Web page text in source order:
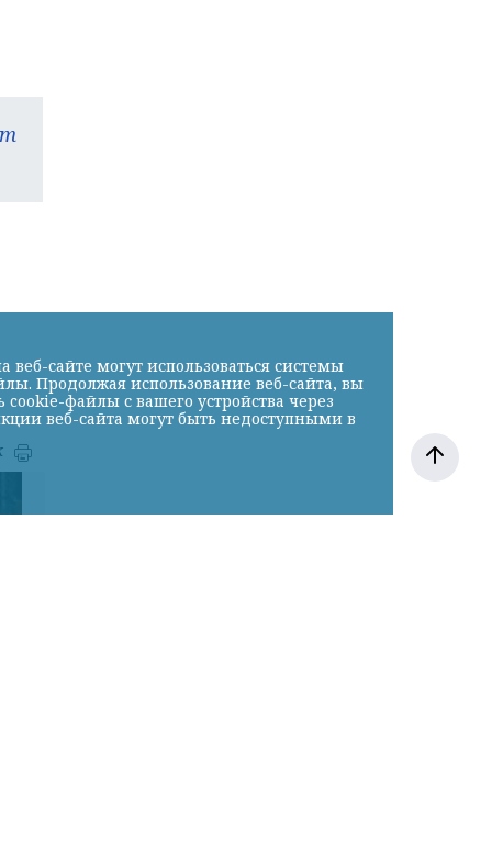
сайте могут использоваться системы
Продолжая использование веб-сайта, вы
файлы с вашего устройства через
веб-сайта могут быть недоступными в